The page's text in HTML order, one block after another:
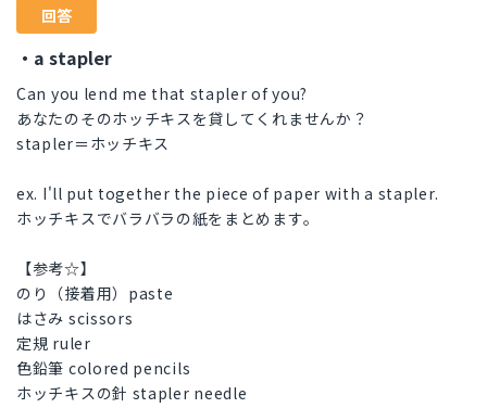
回答
・a stapler
Can you lend me that stapler of you?
あなたのそのホッチキスを貸してくれませんか？
stapler＝ホッチキス
ex. I'll put together the piece of paper with a stapler.
ホッチキスでバラバラの紙をまとめます。
【参考☆】
のり（接着用）paste
はさみ scissors
定規 ruler
色鉛筆 colored pencils
ホッチキスの針 stapler needle